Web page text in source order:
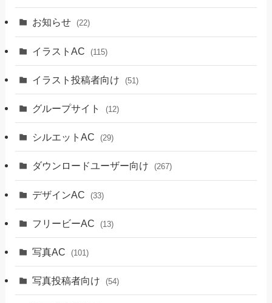
お知らせ (22)
イラストAC (115)
イラスト投稿者向け (51)
グループサイト (12)
シルエットAC (29)
ダウンロードユーザー向け (267)
デザインAC (33)
フリービーAC (13)
写真AC (101)
写真投稿者向け (54)